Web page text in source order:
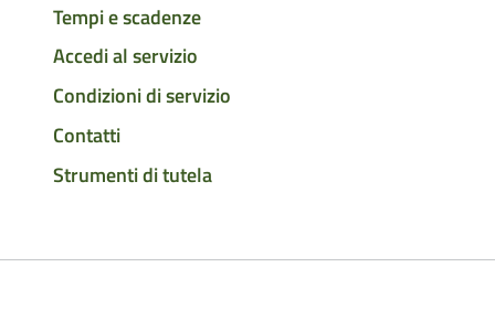
Tempi e scadenze
Accedi al servizio
Condizioni di servizio
Contatti
Strumenti di tutela